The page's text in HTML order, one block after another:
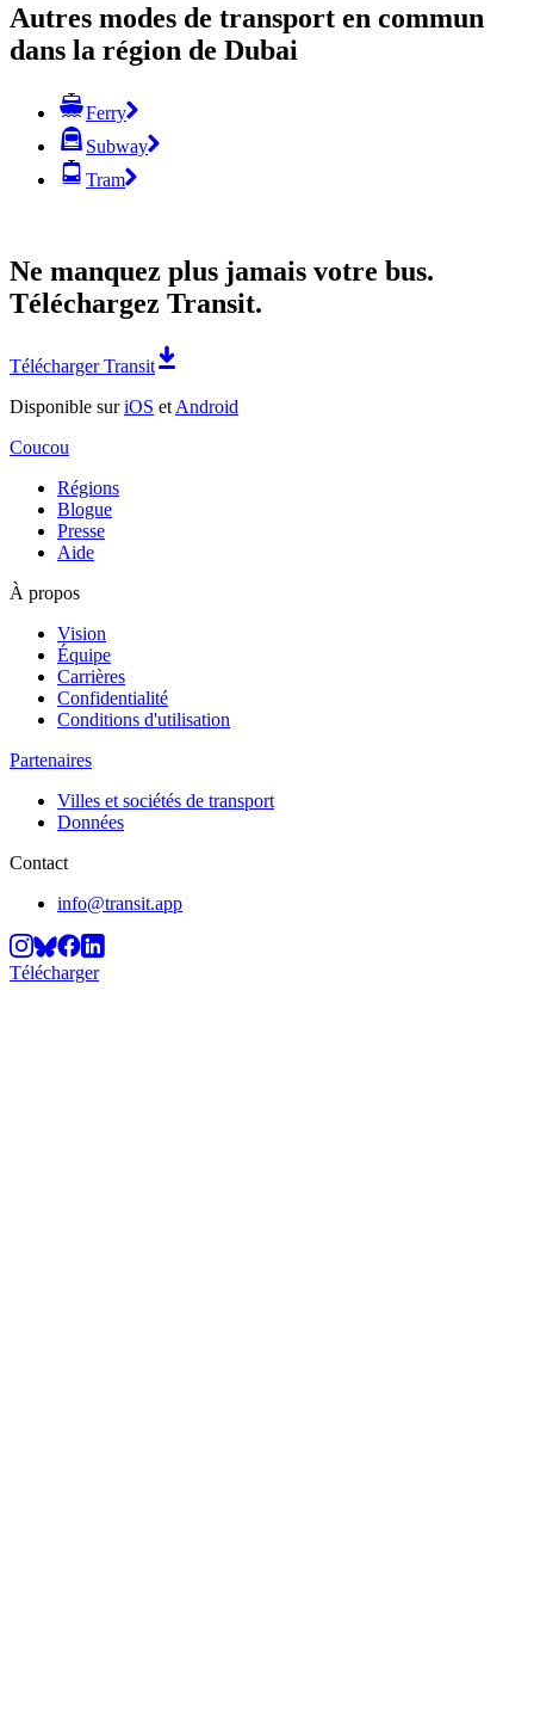
Autres modes de transport en commun
dans la région de Dubai
Ferry
Subway
Tram
Ne manquez plus jamais votre bus.
Téléchargez Transit.
Télécharger Transit
Disponible suriOS et Android
Coucou
Régions
Blogue
Presse
Aide
À propos
Vision
Équipe
Carrières
Confidentialité
Conditions d'utilisation
Partenaires
Villes et sociétés de transport
Données
Contact
info@transit.app
Télécharger